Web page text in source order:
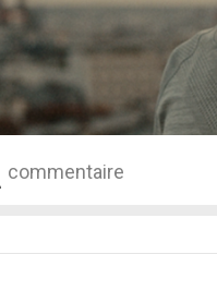
commentaire